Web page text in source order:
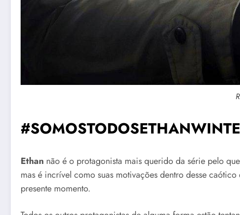
Ethan não é o protagonista mais querido da série pelo
mas é incrível como suas motivações dentro desse
presente momento.